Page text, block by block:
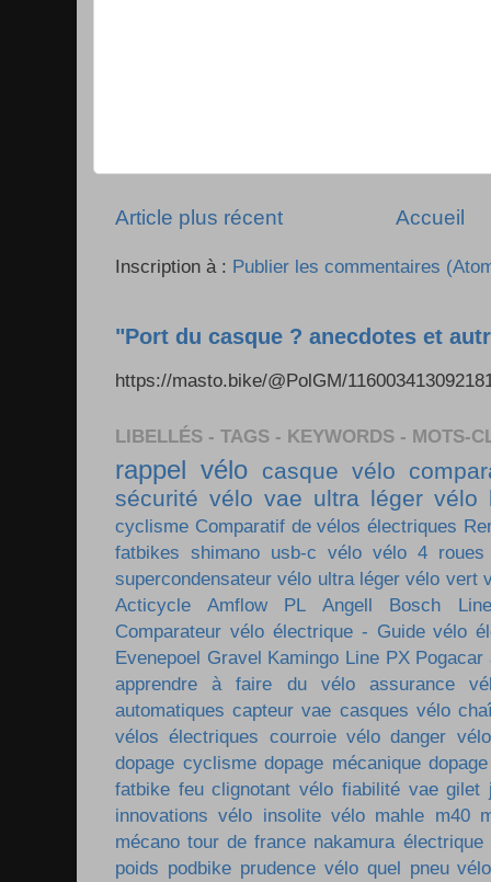
Article plus récent Accueil
Inscription à : Publier les commentaires
"Port du casque ? anecdotes et
https://masto.bike/@PolGM/
LIBELLÉS - TAGS - KEYWORDS - MOTS-
rappel vélo casque vélo
sécurité vélo vae ultra léger vélo
cyclisme Comparatif de vélos électriques
fatbikes shimano usb-c vélo vélo 4 roues
supercondensateur vélo ultra léger vélo vert
Acticycle
Amflow PL Angell
Bosch
Comparateur vélo électrique - Guide vélo
Evenepoel Gravel Kamingo Line PX Pogacar
apprendre à faire du vélo
assurance
automatiques capteur vae casques vélo
vélos électriques courroie vélo danger vélo
dopage cyclisme dopage mécanique
fatbike feu clignotant vélo fiabilité vae gilet
innovations vélo insolite vélo mahle m40
mécano tour de france nakamura électrique
poids podbike prudence vélo quel pneu vélo